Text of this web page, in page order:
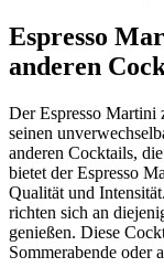
Espresso
anderen
Der Espresso Martini
seinen
anderen Cocktails,
bietet der Espresso
Qualität und
richten sich an
genießen. Diese
Sommerabende oder